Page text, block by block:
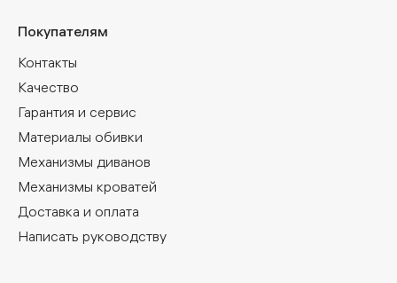
Покупателям
Контакты
Качество
Гарантия и сервис
Материалы обивки
Механизмы диванов
Механизмы кроватей
Доставка и оплата
Написать руководству